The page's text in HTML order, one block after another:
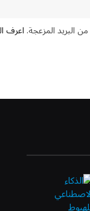
البريد المزعجة.اعرف